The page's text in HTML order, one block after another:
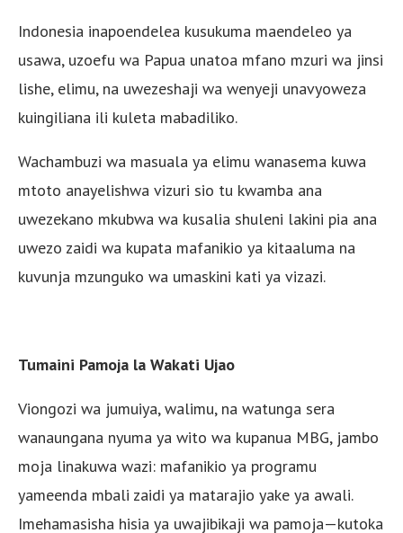
Indonesia inapoendelea kusukuma maendeleo ya
usawa, uzoefu wa Papua unatoa mfano mzuri wa jinsi
lishe, elimu, na uwezeshaji wa wenyeji unavyoweza
kuingiliana ili kuleta mabadiliko.
Wachambuzi wa masuala ya elimu wanasema kuwa
mtoto anayelishwa vizuri sio tu kwamba ana
uwezekano mkubwa wa kusalia shuleni lakini pia ana
uwezo zaidi wa kupata mafanikio ya kitaaluma na
kuvunja mzunguko wa umaskini kati ya vizazi.
Tumaini Pamoja la Wakati Ujao
Viongozi wa jumuiya, walimu, na watunga sera
wanaungana nyuma ya wito wa kupanua MBG, jambo
moja linakuwa wazi: mafanikio ya programu
yameenda mbali zaidi ya matarajio yake ya awali.
Imehamasisha hisia ya uwajibikaji wa pamoja—kutoka